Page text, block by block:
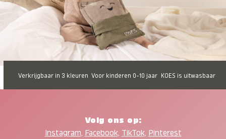
Verkrijgbaar in 3 kleuren Voor kinderen 0-10 jaar KOES is uitwasbaar
Volg ons op:
Instagram, Facebook, TikTok, Pinterest